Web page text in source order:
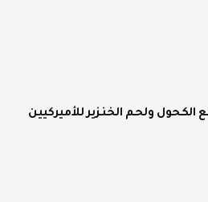
ولحم الخنزير للأميركيين